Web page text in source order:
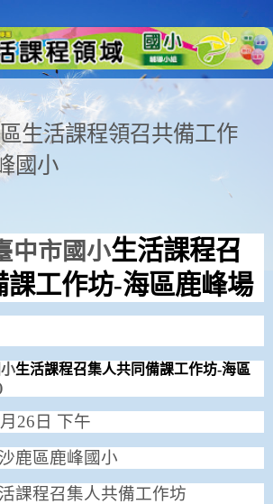
生活課程領召共備工作
國小
中市國小生活課程召
課工作坊-海區鹿峰場
生活課程召集人共同備課工作坊-海區
月 26 日 下午
鹿區鹿峰國小
課程召集人共備工作坊